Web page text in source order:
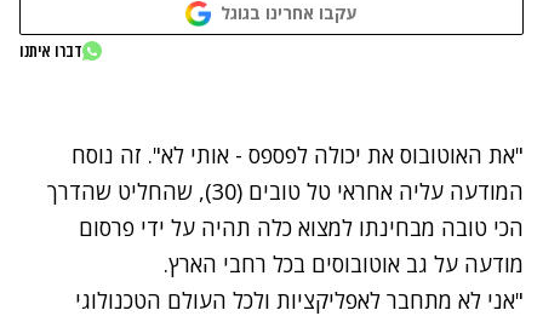
עקבו אחרינו בגוגל
נתקלנו בבעיה
דברו איתנו
"את האוטובוס את יכולה לפספס - אותי לא". זה נוסח
המודעה עליה אחראי טל טובים (30), שהחליט שהדרך
הכי טובה מבחינתו למצוא כלה תהיה על ידי פרסום
מודעה על גב אוטובוסים בכל רחבי הארץ.
"אני לא מתחבר לאפליקציות ולכל העולם הטכנולוגי